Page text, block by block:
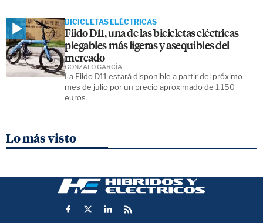
BICICLETAS ELÉCTRICAS
Fiido D11, una de las bicicletas eléctricas
plegables más ligeras y asequibles del
mercado
La Fiido D11 estará disponible a partir del próximo
mes de julio por un precio aproximado de 1.150
euros.
GONZALO GARCÍA
Lo más visto